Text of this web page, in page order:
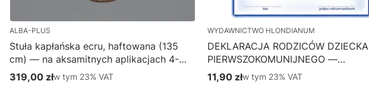
ALBA-PLUS
Stuła kapłańska ecru, haftowana (135
cm) — na aksamitnych aplikacjach 4-
387-1
Cena brutto
319,00 złw tym %s VAT
w tym 23% VAT
WYDAWNICTWO HLONDIANUM
DEKLARACJA RODZICÓW DZIECKA
PIERWSZOKOMUNIJNEGO —
Wydawnictwo Hlondianum - druk
parafialny, paczka 50 szt.
Cena brutto
11,90 złw tym %s VAT
w tym 23% VAT